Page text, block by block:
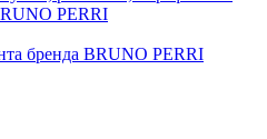
PERRI
бренда BRUNO PERRI